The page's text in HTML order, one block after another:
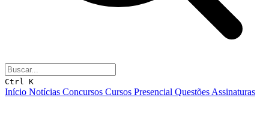
Ctrl K
Início Notícias Concursos Cursos Presencial Questões Assinaturas